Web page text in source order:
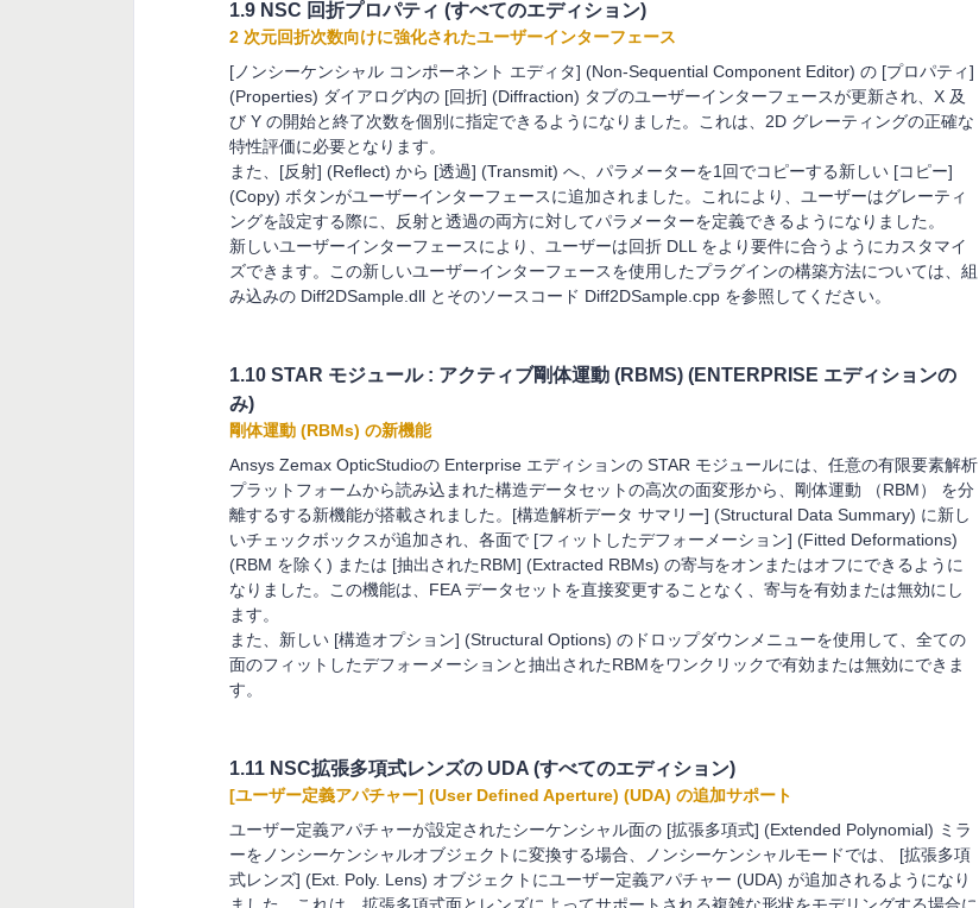
1.9 NSC 回折プロパティ (すべてのエディション)
2 次元回折次数向けに強化されたユーザーインターフェース
[ノンシーケンシャル コンポーネント エディタ] (Non-Sequential Component Editor) の [プロパティ]
(Properties) ダイアログ内の [回折] (Diffraction) タブのユーザーインターフェースが更新され、X 及
び Y の開始と終了次数を個別に指定できるようになりました。これは、2D グレーティングの正確な
特性評価に必要となります。
また、[反射] (Reflect) から [透過] (Transmit) へ、パラメーターを1回でコピーする新しい [コピー]
(Copy) ボタンがユーザーインターフェースに追加されました。これにより、ユーザーはグレーティ
ングを設定する際に、反射と透過の両方に対してパラメーターを定義できるようになりました。
新しいユーザーインターフェースにより、ユーザーは回折 DLL をより要件に合うようにカスタマイ
ズできます。この新しいユーザーインターフェースを使用したプラグインの構築方法については、組
み込みの Diff2DSample.dll とそのソースコード Diff2DSample.cpp を参照してください。
1.10 STAR モジュール : アクティブ剛体運動 (RBMS) (ENTERPRISE エディションの
み)
剛体運動 (RBMs) の新機能
Ansys Zemax OpticStudioの Enterprise エディションの STAR モジュールには、任意の有限要素解析
プラットフォームから読み込まれた構造データセットの高次の面変形から、剛体運動 （RBM） を分
離するする新機能が搭載されました。[構造解析データ サマリー] (Structural Data Summary) に新し
いチェックボックスが追加され、各面で [フィットしたデフォーメーション] (Fitted Deformations)
(RBM を除く) または [抽出されたRBM] (Extracted RBMs) の寄与をオンまたはオフにできるように
なりました。この機能は、FEA データセットを直接変更することなく、寄与を有効または無効にし
ます。
また、新しい [構造オプション] (Structural Options) のドロップダウンメニューを使用して、全ての
面のフィットしたデフォーメーションと抽出されたRBMをワンクリックで有効または無効にできま
す。
1.11 NSC拡張多項式レンズの UDA (すべてのエディション)
[ユーザー定義アパチャー] (User Defined Aperture) (UDA) の追加サポート
ユーザー定義アパチャーが設定されたシーケンシャル面の [拡張多項式] (Extended Polynomial) ミラ
ーをノンシーケンシャルオブジェクトに変換する場合、ノンシーケンシャルモードでは、 [拡張多項
式レンズ] (Ext. Poly. Lens) オブジェクトにユーザー定義アパチャー (UDA) が追加されるようになり